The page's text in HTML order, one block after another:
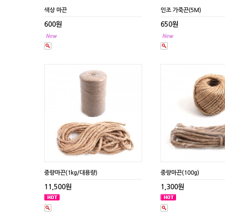
색상 마끈
600원
인조 가죽끈(5M)
650원
중량마끈(1kg/대용량)
11,500원
중량마끈(100g)
1,300원